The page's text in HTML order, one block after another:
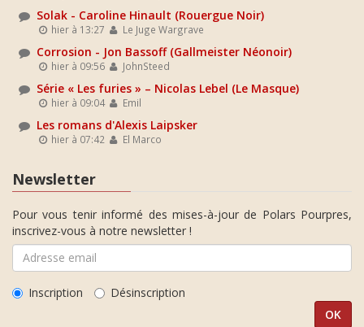
Solak - Caroline Hinault (Rouergue Noir)
hier à 13:27 Le Juge Wargrave
Corrosion - Jon Bassoff (Gallmeister Néonoir)
hier à 09:56 JohnSteed
Série « Les furies » – Nicolas Lebel (Le Masque)
hier à 09:04 Emil
Les romans d'Alexis Laipsker
hier à 07:42 El Marco
Newsletter
Pour vous tenir informé des mises-à-jour de Polars Pourpres,
inscrivez-vous à notre newsletter !
Inscription Désinscription